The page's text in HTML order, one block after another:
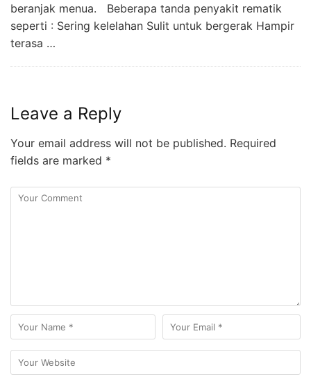
beranjak menua. Beberapa tanda penyakit rematik
seperti : Sering kelelahan Sulit untuk bergerak Hampir
terasa …
Leave a Reply
Your email address will not be published. Required
fields are marked *